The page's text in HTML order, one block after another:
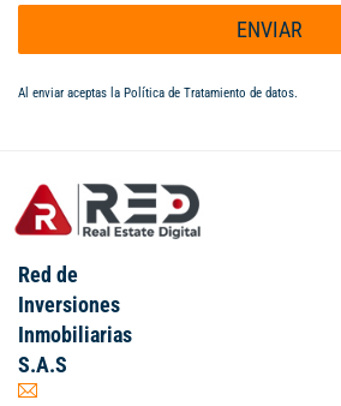
ENVIAR
Al enviar aceptas la Política de Tratamiento de datos.
Red de
Inversiones
Inmobiliarias
S.A.S